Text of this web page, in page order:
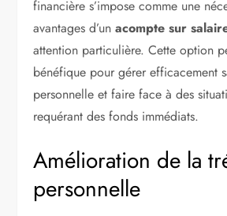
financière s’impose comme une
avantages d’unacompte sur
attention particulière. Cette option
bénéfique pour gérer efficacement
personnelle et faire face à des
requérant des fonds immédiats.
Amélioration de la
personnelle